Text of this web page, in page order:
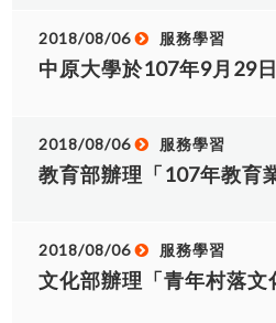
館 從台中市區出發：沿國光路或
轉德芳路一段→抵達大里樂活館
場：益民國小地下停車場（步行
發、李欣玟、周詩雯、蔡佩伶、
三名：觀光一乙 李婉慈、林佳
君、陳威佑 佳作：國企一乙 林
一甲 晨瑋鈞、李冠毅、林佳正
乙 吳孟薇、蕭涵云、吳芊穎、
作：電機二甲 李亞峻、黃建龍
佑、張崇誠
外，也歡迎外籍學生加入到服務
的志工服務可以更蓬勃的發展，
溫暖!!! 採線上、電郵(請來電確
https://docs.google.com/
c=0&w=1 紙本報
名：/shareFile/file/16/62/
2018/08/06 服務學習
2018/08/06 服務學習
2018/08/06 服務學習